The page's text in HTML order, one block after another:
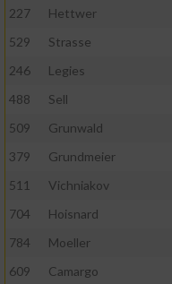
227
Hettwer
529
Strasse
246
Legies
488
Sell
509
Grunwald
379
Grundmeier
511
Vichniakov
704
Hoisnard
784
Moeller
609
Camargo
Geräte anhand von
Notwendig
Performance